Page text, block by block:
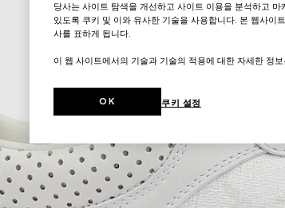
당사는 사이트 탐색을 개선하고 사이트 이용을 분석하고
있도록 쿠키 및 이와 유사한 기술을 사용합니다. 본 웹사이
사를 표하게 됩니다.
이 웹 사이트에서의 기술과 기술의 적용에 대한 자세한 정
쿠키 설정
OK